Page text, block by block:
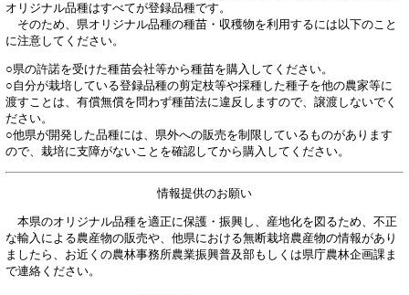
オリジナル品種はすべてが登録品種です。
そのため、県オリジナル品種の種苗・収穫物を利用するには以下のこと
に注意してください。
○県の許諾を受けた種苗会社等から種苗を購入してください。
○自分が栽培している登録品種の剪定枝等や採種した種子を他の農家等に
渡すことは、有償無償を問わず種苗法に違反しますので、譲渡しないでく
ださい。
○他県が開発した品種には、県外への販売を制限しているものがあります
ので、栽培に支障がないことを確認してから購入してください。
情報提供のお願い
本県のオリジナル品種を適正に保護・振興し、産地化を図るため、不正
な輸入による農産物の販売や、他県における無断栽培農産物の情報があり
ましたら、お近くの農林事務所農業振興普及部もしくは県庁農林企画課ま
で連絡ください。